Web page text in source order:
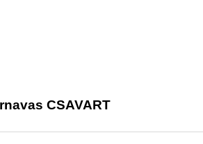
CSAVART